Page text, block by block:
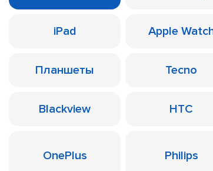
iPad Apple
Планшеты Tecno
Blackview HTC
OnePlus Philips